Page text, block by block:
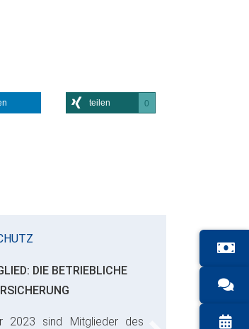
teilen 0
DIE BETRIEBLICHE
2023 sind Mitglieder des